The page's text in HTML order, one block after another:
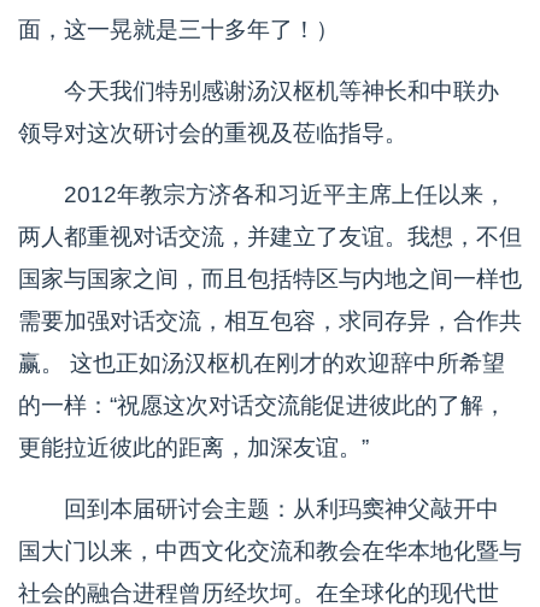
面，这一晃就是三十多年了！）
今天我们特别感谢汤汉枢机等神长和中联办
领导对这次研讨会的重视及莅临指导。
2012年教宗方济各和习近平主席上任以来，
两人都重视对话交流，并建立了友谊。我想，不但
国家与国家之间，而且包括特区与内地之间一样也
需要加强对话交流，相互包容，求同存异，合作共
赢。 这也正如汤汉枢机在刚才的欢迎辞中所希望
的一样：“祝愿这次对话交流能促进彼此的了解，
更能拉近彼此的距离，加深友谊。”
回到本届研讨会主题：从利玛窦神父敲开中
国大门以来，中西文化交流和教会在华本地化暨与
社会的融合进程曾历经坎坷。在全球化的现代世